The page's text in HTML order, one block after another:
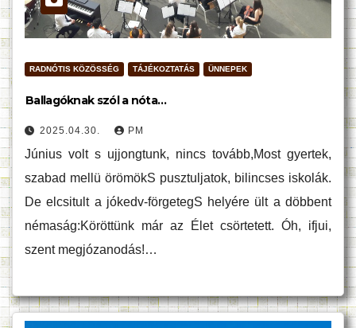
RADNÓTIS KÖZÖSSÉG TÁJÉKOZTATÁS ÜNNEPEK
Ballagóknak szól a nóta…
2025.04.30. PM
Június volt s ujjongtunk, nincs tovább,Most gyertek,
szabad mellü örömökS pusztuljatok, bilincses iskolák.
De elcsitult a jókedv-förgetegS helyére ült a döbbent
némaság:Köröttünk már az Élet csörtetett. Óh, ifjui,
szent megjózanodás!…